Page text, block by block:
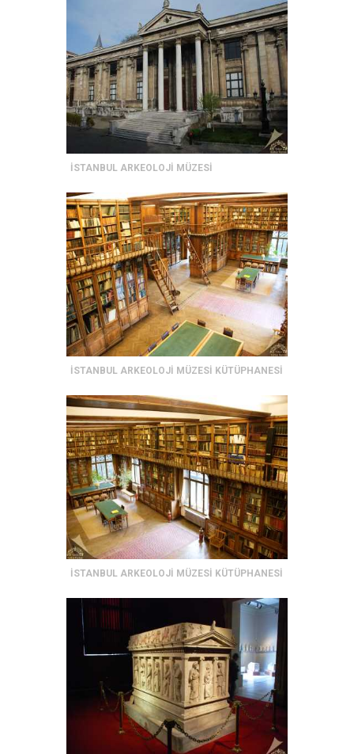
İSTANBUL ARKEOLOJİ MÜZESİ
İSTANBUL ARKEOLOJİ MÜZESİ KÜTÜPHANESİ
İSTANBUL ARKEOLOJİ MÜZESİ KÜTÜPHANESİ